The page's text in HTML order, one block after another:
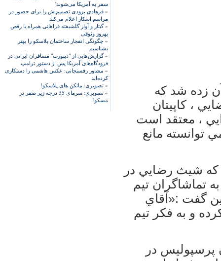
سفر به آمریکا می‌شوند'
» فرهادی بزودی تصمیم‌اش را برای حضور در
مراسم اسکار اعلام می‌کند
»گیتار و آواز گلشیفته فراهانی همراه با رقص
بهروز وثوقی
» چگونگی انفجار ساختمان پلاسکو را بهتر
بشناسیم
»گزارش‌هایی از "دیپورت" مسافران ایرانی در
فرودگاه‌های آمریکا پس از دستور ترامپ
» مشاور رفسنجانی: عکس هاشمی را دستکاری
کرده‌اند
» تصویری: مانکن های پلاسکو!
»
تصویری: سرمای 35 درجه زیر صفر در
مسکو!
1+90 بعد از آن زده شد كه
، كاپيتان
، معتقد است
مانع
نشان داد كه شيث رضايي در
تماشاگران تيم
گفت :«آقاي
و به فكر تيم
پرسپوليس در